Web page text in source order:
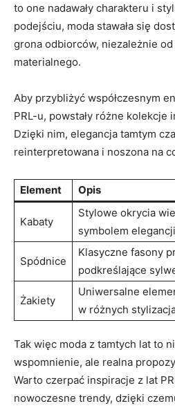
to one nadawały charakteru i
podejściu, moda stawała się
grona odbiorców, niezależnie
materialnego.
Aby przybliżyć współczesnym
PRL-u, powstały różne kolekcje
Dzięki nim, elegancja tamtym
reinterpretowana i noszona na
Element Opis
Kabaty
Stylowe okrycia
symbolem
Spódnice
Klasyczne fasony
podkreślające
Żakiety
Uniwersalne
w różnych
Tak więc moda z tamtych lat to
wspomnienie, ale realna
Warto czerpać inspiracje z lat
nowoczesne trendy, dzięki